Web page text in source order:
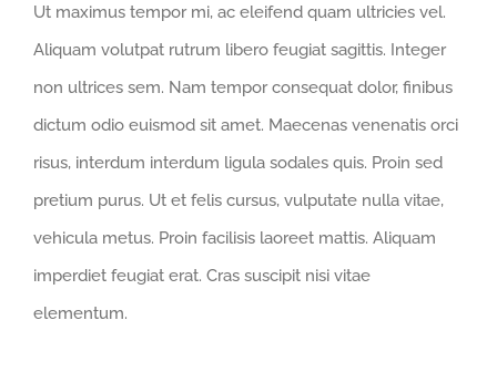
Ut maximus tempor mi, ac eleifend quam ultricies vel.
Aliquam volutpat rutrum libero feugiat sagittis. Integer
non ultrices sem. Nam tempor consequat dolor, finibus
dictum odio euismod sit amet. Maecenas venenatis orci
risus, interdum interdum ligula sodales quis. Proin sed
pretium purus. Ut et felis cursus, vulputate nulla vitae,
vehicula metus. Proin facilisis laoreet mattis. Aliquam
imperdiet feugiat erat. Cras suscipit nisi vitae
elementum.